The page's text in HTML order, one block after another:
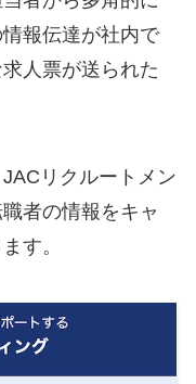
報伝達が社内で
人票が送られた
リクルートメン
者の情報をキャ
す。